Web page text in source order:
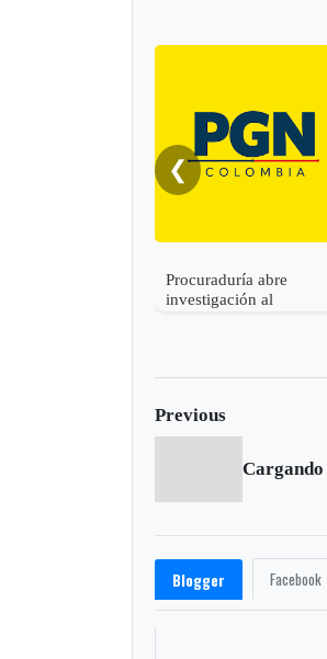
❮
Procuraduría abre
investigación al
política
Previous
Blogger Facebook